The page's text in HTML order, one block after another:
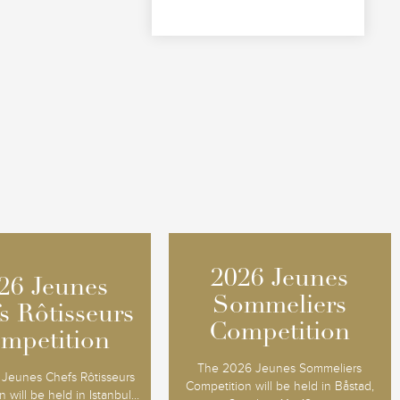
Jeunes
Rôtisseurs
Chefs Rôtisseurs
will be held in Istanbul...
Jeunes
Rôtisseurs
2026 Jeunes
Sommeliers
Competition
The 2026 Jeunes Sommeliers
Competition will be held in Båstad,
2026 Jeunes
Sommeliers
Competition